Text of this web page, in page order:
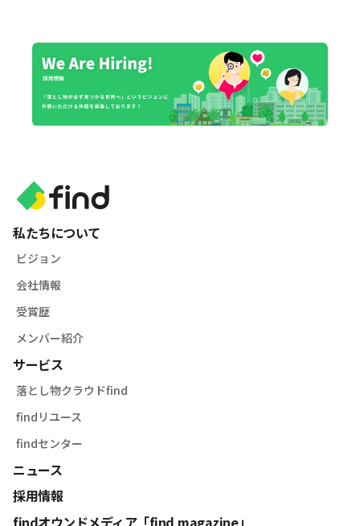
私たちについて
ビジョン
会社情報
受賞歴
メンバー紹介
サービス
落とし物クラウドfind
findリユース
findセンター
ニュース
採用情報
findオウンドメディア「find magazine」